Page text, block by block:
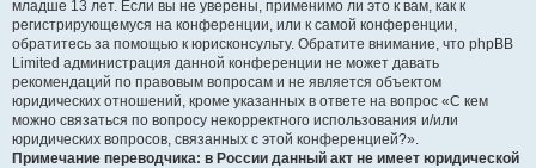
младше 13 лет. Если вы не уверены, применимо ли это к вам, как к
регистрирующемуся на конференции, или к самой конференции,
обратитесь за помощью к юрисконсульту. Обратите внимание, что phpBB
Limited администрация данной конференции не может давать
рекомендаций по правовым вопросам и не является объектом
юридических отношений, кроме указанных в ответе на вопрос «С кем
можно связаться по вопросу некорректного использования и/или
юридических вопросов, связанных с этой конференцией?».
Примечание переводчика: в России данный акт не имеет юридической